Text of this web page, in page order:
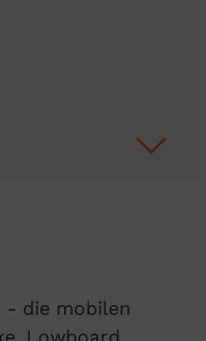
- die mobilen
Lowboard,